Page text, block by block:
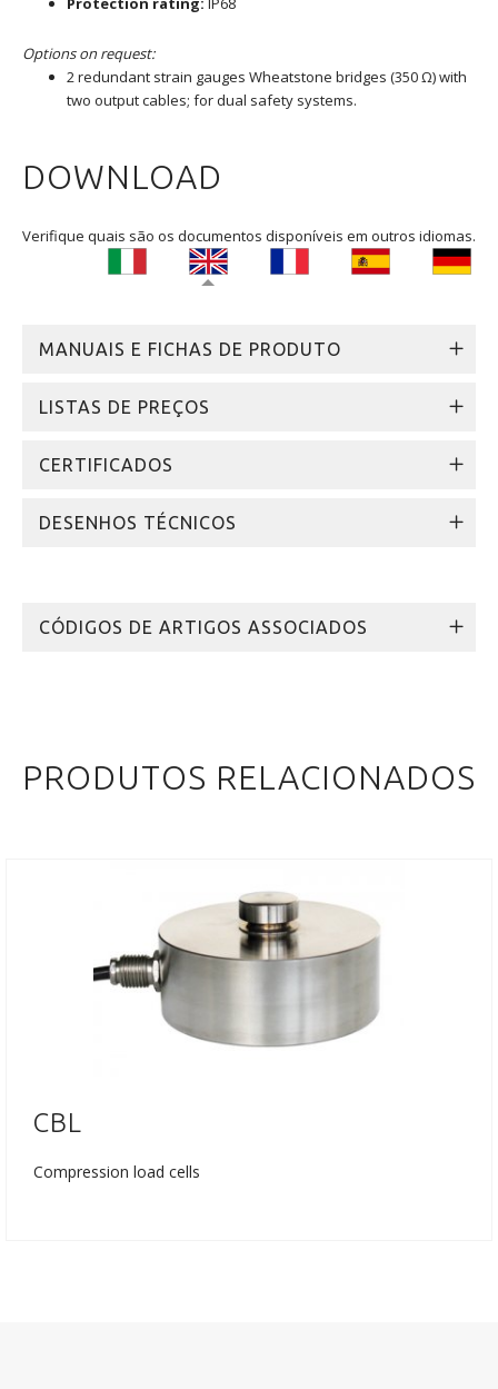
Options on request:
2 redundant strain gauges Wheatstone bridges (350 Ω) with
two output cables; for dual safety systems.
DOWNLOAD
Verifique quais são os documentos disponíveis em outros idiomas.
MANUAIS E FICHAS DE PRODUTO
LISTAS DE PREÇOS
CERTIFICADOS
DESENHOS TÉCNICOS
CÓDIGOS DE ARTIGOS ASSOCIADOS
PRODUTOS RELACIONADOS
CBL
Compression load cells